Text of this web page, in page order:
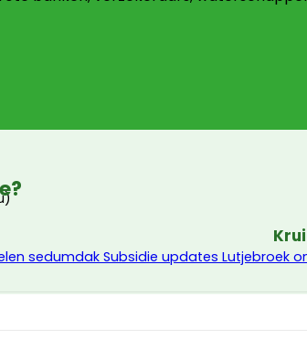
sedumdak Subsidie updates Lutjebroek